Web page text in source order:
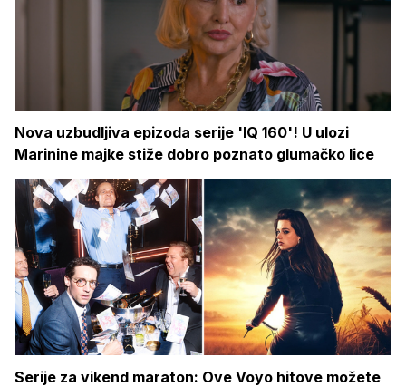
Nova uzbudljiva epizoda serije 'IQ 160'! U ulozi
Marinine majke stiže dobro poznato glumačko lice
Serije za vikend maraton: Ove Voyo hitove možete